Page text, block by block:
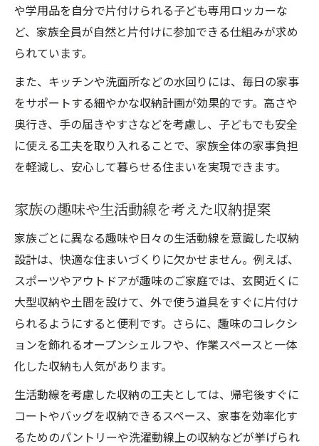
や学用品を自分で片付けられる子ども専用ロッカーな
ど、家族全員が自然と片付けに参加できる仕組みが求め
られています。
また、キッチンや洗面所などの水回りには、毎日の家事
をサポートする細やかな収納計画が効果的です。高さや
奥行き、手の届きやすさなどを考慮し、子どもでも安全
に使える工夫を取り入れることで、家族全体の家事負担
を軽減し、安心して暮らせる住まいを実現できます。
家族の趣味や生活動線を考えた収納提案
家族ごとに異なる趣味や日々の生活動線を意識した収納
設計は、快適な住まいづくりに欠かせません。例えば、
スポーツやアウトドアが趣味のご家庭では、玄関近くに
大型収納や土間を設けて、外で使う道具をすぐに片付け
られるようにすると便利です。さらに、趣味のコレクシ
ョンを飾れるオープンシェルフや、作業スペースと一体
化した収納も人気があります。
生活動線を考慮した収納の工夫としては、帰宅後すぐに
コートやバッグを収納できるスペース、家事を効率化す
るためのパントリーや洗濯動線上の収納などが挙げられ